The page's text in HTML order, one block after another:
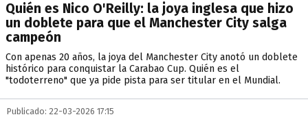
Quién es Nico O'Reilly: la joya inglesa que hizo
un doblete para que el Manchester City salga
campeón
Con apenas 20 años, la joya del Manchester City anotó un doblete
histórico para conquistar la Carabao Cup. Quién es el
"todoterreno" que ya pide pista para ser titular en el Mundial.
Publicado: 22-03-2026 17:15